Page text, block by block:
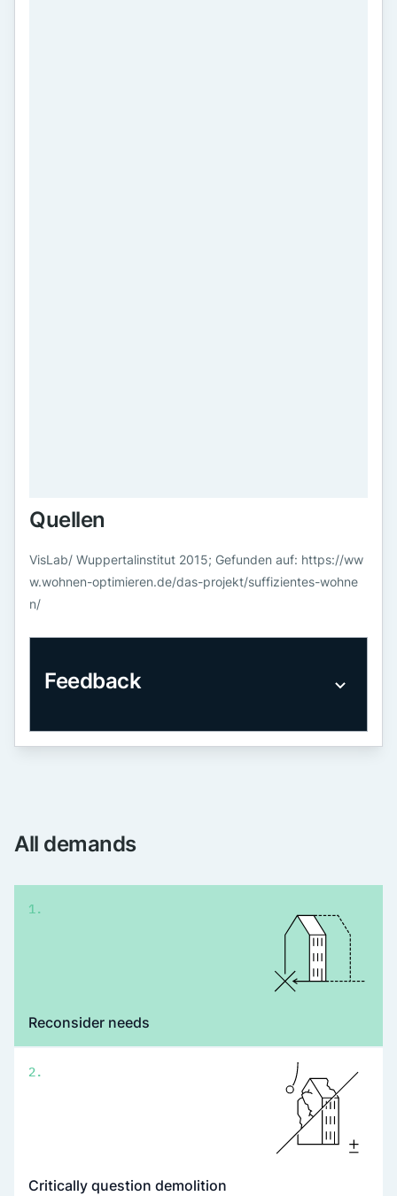
Quellen
VisLab/ Wuppertalinstitut 2015; Gefunden auf: https://ww
w.wohnen-optimieren.de/das-projekt/suffizientes-wohne
n/
Feedback
All demands
1.
Reconsider needs
2.
Critically question demolition